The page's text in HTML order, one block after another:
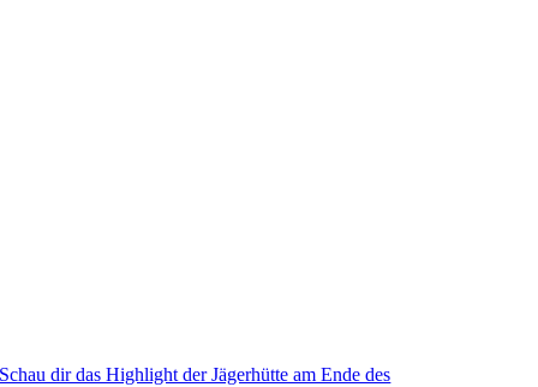
Schau dir das Highlight der Jägerhütte am Ende des